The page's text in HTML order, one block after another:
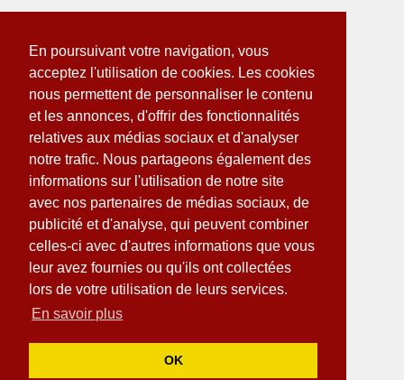
En poursuivant votre navigation, vous
acceptez l'utilisation de cookies. Les cookies
nous permettent de personnaliser le contenu
et les annonces, d'offrir des fonctionnalités
relatives aux médias sociaux et d'analyser
notre trafic. Nous partageons également des
informations sur l'utilisation de notre site
avec nos partenaires de médias sociaux, de
publicité et d'analyse, qui peuvent combiner
celles-ci avec d'autres informations que vous
leur avez fournies ou qu'ils ont collectées
lors de votre utilisation de leurs services.
En savoir plus
OK